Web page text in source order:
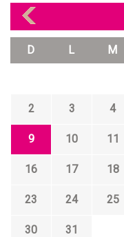
D L M
2 3 4
9 10 11
16 17 18
23 24 25
30
31